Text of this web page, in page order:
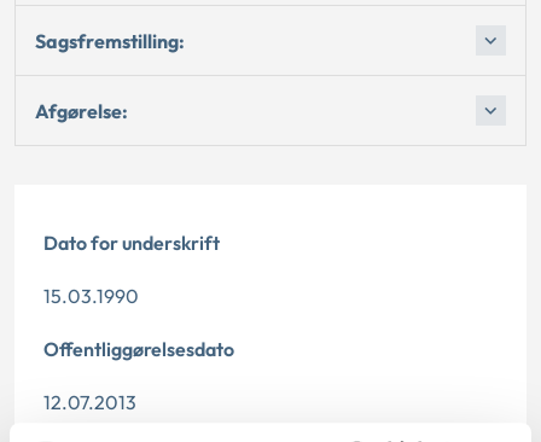
Sagsfremstilling:
Afgørelse:
Dato for underskrift
15.03.1990
Offentliggørelsesdato
12.07.2013